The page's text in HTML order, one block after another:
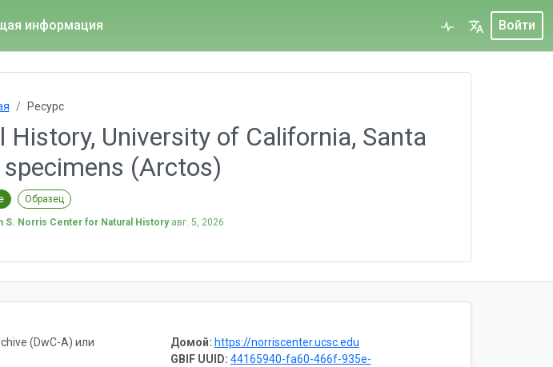
информация Войти
Ресурс
University of California, Santa
specimens (Arctos)
Образец
S. Norris Center for Natural History авг. 5, 2026
Домой: https://norriscenter.ucsc.edu
GBIF UUID: 44165940-fa60-466f-935e-
(DwC-A) или